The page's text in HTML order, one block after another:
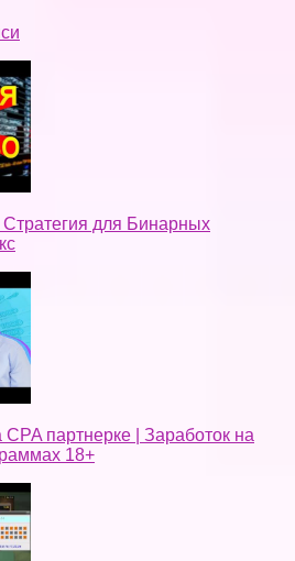
для Бинарных
CPA партнерке | Заработок на
18+